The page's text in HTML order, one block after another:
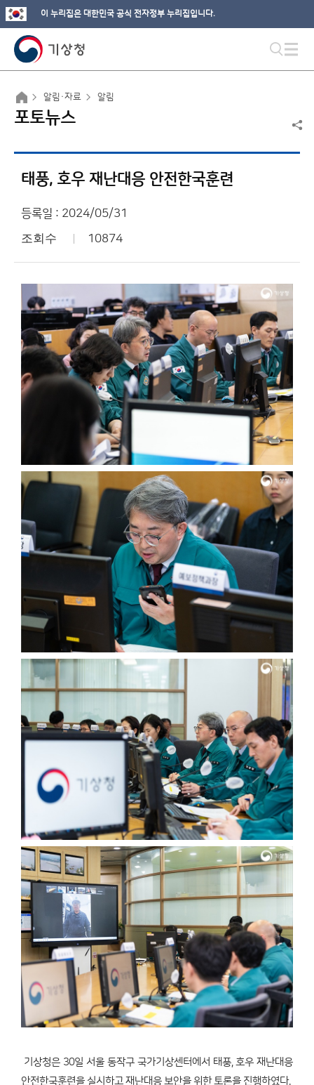
이 누리집은 대한민국 공식 전자정부 누리집입니다.
알림·자료 알림
포토뉴스
태풍, 호우 재난대응 안전한국훈련
등록일 : 2024/05/31
조회수 10874
기상청은 30일 서울 동작구 국가기상센터에서 태풍, 호우 재난대응
안전한국훈련을 실시하고 재난대응 보안을 위한 토론을 진행하였다.